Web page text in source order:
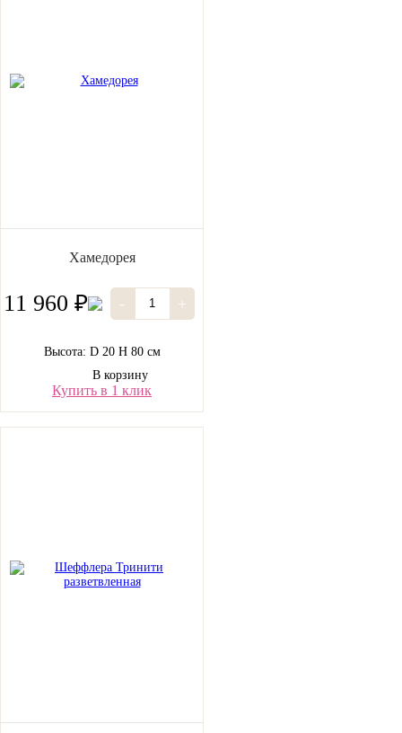
Хамедорея
11 960 ₽ - +
Высота: D 20 H 80 см
В корзину
Купить в 1 клик